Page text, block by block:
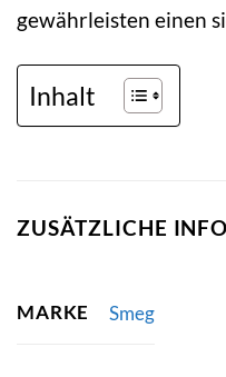
gewährleisten einen
Inhalt
ZUSÄTZLICHE
MARKE Smeg